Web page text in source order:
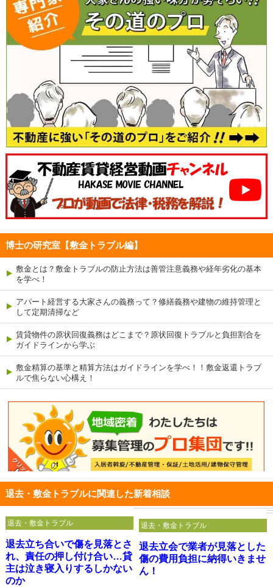
博士の研究室【敷金トラブル編】
敷金とは？敷金トラブルの防止方法は善管注意義務や経年劣化の基本
を学べ！
アパート経営する大家さんの義務って？修繕義務や建物の維持管理と
して定期清掃など
賃貸物件の原状回復義務はどこまで？原状回復トラブルと負担割合を
ガイドラインから学ぶ
敷金精算の基準と精算方法はガイドラインを学べ！！敷金返還トラブ
ルで焦らない心構え！
退去・敷金トラブルに関連した新着相談
退去立ち合いで傷を見落とさ
れ、責任の押し付け合い…貸
主は泣き寝入りするしかない
のか
退去・敷金トラブル
退去立会で業者が見落とした
傷の費用負担に納得いきませ
ん！
退去・敷金トラブル